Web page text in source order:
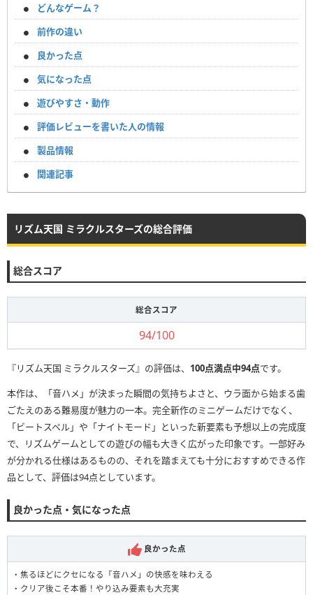
どんなゲーム？
前作の違い
良かった点
気になった点
遊びやすさ・動作
評価レビューを書いた人の情報
製品情報
関連記事
リズム天国 ミラクルスターズの総合評価
総合スコア
総合スコア
94/100
『リズム天国 ミラクルスターズ』の評価は、 100点満点中94点です。
本作は、「音ハメ」が決まった瞬間の気持ちよさと、ウラ面から始まる歯
ごたえのある難易度が魅力の一本。完全新作のミニゲームだけでなく、
「ビートスペル」や「ナイトモード」といった新要素も予想以上の完成度
で、リズムゲームとしての遊びの幅も大きく広がった印象です。一部好み
が分かれる仕様はあるものの、それを踏まえても十分におすすめできる作
品として、評価は94点としています。
良かった点・気になった点
良かった点
・焦るほどにクセになる「音ハメ」の快感を味わえる
・クリア後こそ本番！やり込み要素も大充実